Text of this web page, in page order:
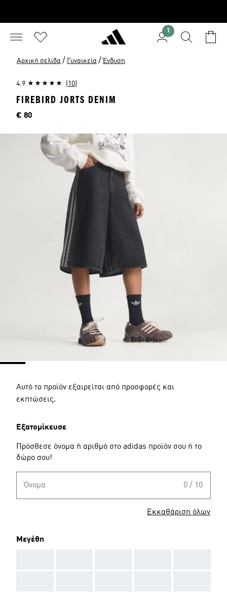
1
Αρχική σελίδα / Γυναικεία / Ένδυση
4.9 (10)
FIREBIRD JORTS DENIM
Τιμή
€ 80
Αυτό το προϊόν εξαιρείται από προσφορές και
εκπτώσεις.
Εξατομίκευσε
Πρόσθεσε όνομα ή αριθμό στο adidas προϊόν σου ή το
δώρο σου!
Όνομα 0 / 10
Εκκαθάριση όλων
Μεγέθη